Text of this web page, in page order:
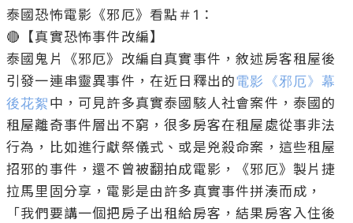
泰國恐怖電影《邪厄》看點＃1：
🔴【真實恐怖事件改編】
泰國鬼片《邪厄》改編自真實事件，敘述房客租屋後
引發一連串靈異事件，在近日釋出的電影《邪厄》幕
後花絮 中，可見許多真實泰國駭人社會案件，泰國的
租屋離奇事件層出不窮，很多房客在租屋處從事非法
行為，比如進行獻祭儀式、或是兇殺命案，這些租屋
招邪的事件，還不曾被翻拍成電影，《邪厄》製片捷
拉馬里固分享，電影是由許多真實事件拼湊而成，
「我們要講一個把房子出租給房客，結果房客入住後